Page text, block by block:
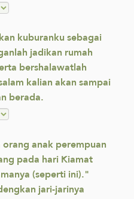
kuburanku sebagai
jadikan rumah
bershalawatlah
kalian akan sampai
berada.
anak perempuan
pada hari Kiamat
(seperti ini)."
jari-jarinya